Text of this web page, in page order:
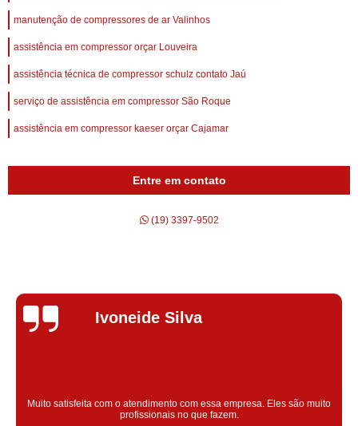
manutenção de compressores de ar Valinhos
assistência em compressor orçar Louveira
assistência técnica de compressor schulz contato Jaú
serviço de assistência em compressor São Roque
assistência em compressor kaeser orçar Cajamar
Entre em contato
(19) 3397-9502
Silvana Alves
Super satisfeita com o serviço prestado, atendimento muito bom!
colaoradores educado e transparente, destaque para o colaborador
Claudinei excelente profissional!